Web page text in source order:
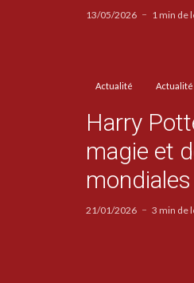
13/05/2026 1 min de
Actualité Actualité
Harry
magie et
21/01/2026 3 min de